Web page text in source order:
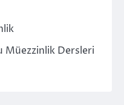
Müezzinlik Dersleri